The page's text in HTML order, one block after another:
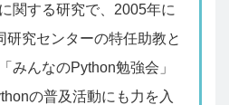
関する研究で、2005年に
研究センターの特任助教と
みんなのPython勉強会」
の普及活動にも力を入